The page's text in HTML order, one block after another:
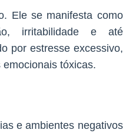
Ele se manifesta como
irritabilidade e até
por estresse excessivo,
tóxicas.
e ambientes negativos